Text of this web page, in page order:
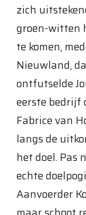
zich
groen-witten
te komen,
Nieuwland,
ontfutselde
eerste bedrijf
Fabrice van
langs de
het doel. Pas
echte
Aanvoerder